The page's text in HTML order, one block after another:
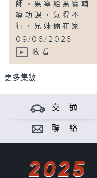
師。果寧給果寶輔
導功課，氣得不
行，兄妹倆在家...
09/06/2026
收看
更多集數 ...
交 通
聯 絡